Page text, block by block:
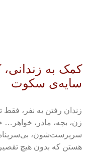
کمک به زندانی،
سایه‌ی سکوت
زندان رفتن یه نفر،
زن، بچه، مادر، خواهر…
سرپرست‌شون،
هستن که بدون هیچ